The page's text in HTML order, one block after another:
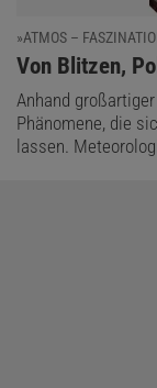
»ATMOS –
:
Von Blitzen,
Anhand
Phänomene, die
lassen.